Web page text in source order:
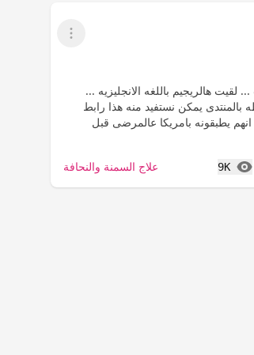
عرض القائمة
لقيت هالريجيم باللغه الانجليزيه ...
بالمنتدى يمكن نستفيد منه هذا رابط
يطبقونه بامريكا عالمرضى قبل
9K
المشاهدات علاج السمنة والنحافة